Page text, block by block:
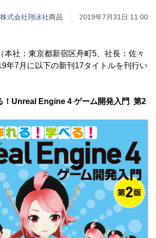
株式会社翔泳社商品 2019年7月31日 11:00
本社：東京都新宿区舟町5、社長：佐々
年7月に以下の新刊17タイトルを刊行い
！Unreal Engine 4 ゲーム開発入門 第2